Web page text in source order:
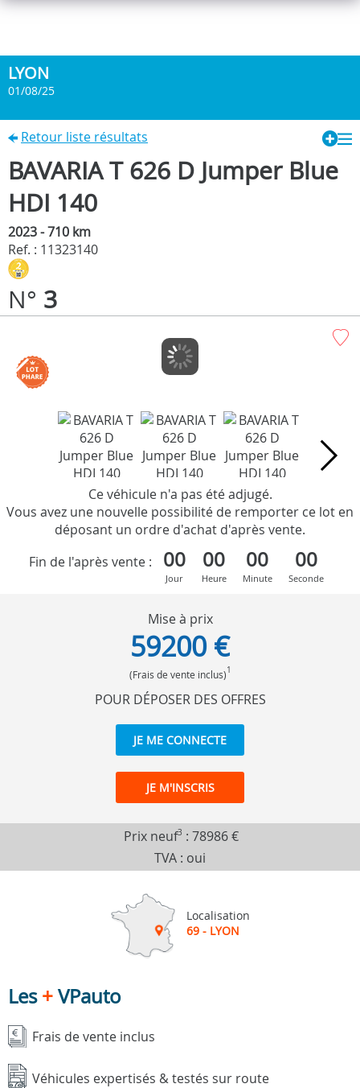
LYON
01/08/25
Retour liste résultats
BAVARIA T 626 D Jumper Blue
HDI 140
2023 - 710 km
Ref. : 11323140
N° 3
Ce véhicule n'a pas été adjugé.
Vous avez une nouvelle possibilité de remporter ce lot en
déposant un ordre d'achat d'après vente.
Fin de l'après vente :
00
Jour
00
Heure
00
Minute
00
Seconde
Mise à prix
59200 €
(Frais de vente inclus)1
POUR DÉPOSER DES OFFRES
JE ME CONNECTE
JE M'INSCRIS
Prix neuf3 : 78986 €
TVA : oui
Localisation
69 - LYON
Les+VPauto
Frais de vente inclus
Véhicules expertisés & testés sur route